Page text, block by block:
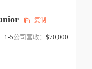
复制
1-5公司营收： $70,000